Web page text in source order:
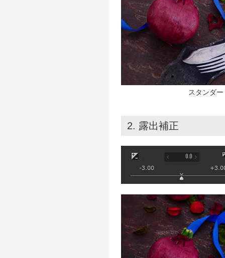
スタンダ
2. 露出補正